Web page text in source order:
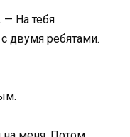
— На тебя
двумя ребятами.